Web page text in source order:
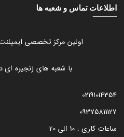
اطلاعات تماس و شعبه ها
اولین مرکز تخصصی
با شعبه های زنجیره ای
02191014354
09375811127
ساعات کاری : 10 الی 20